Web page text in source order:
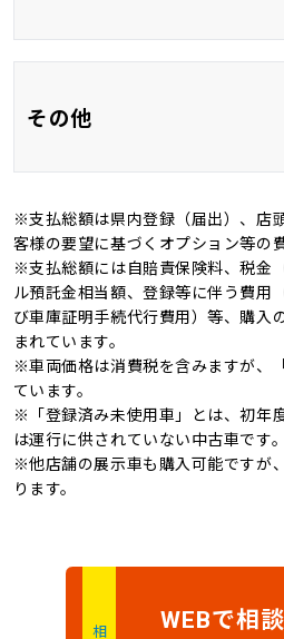
バックカメラ
オートマチックハイビ
ーム
その他
記録簿
キャンピングカー
※支払総額は県内登録（届出）、店
客様の要望に基づくオプション等の
※支払総額には自賠責保険料、税金
ル預託金相当額、登録等に伴う費用
び車庫証明手続代行費用）等、購入
まれています。
※車両価格は消費税を含みますが、
ています。
※「登録済み未使用車」とは、初年
は運行に供されていない中古車です。
※他店舗の展示車も購入可能ですが
ります。
WEBで相談